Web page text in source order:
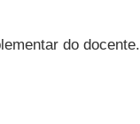
do docente.